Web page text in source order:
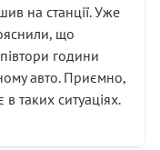
робіт без
рідини потрібно
циліндром у
на станції. Уже
що
години
авто. Приємно,
таких ситуаціях.